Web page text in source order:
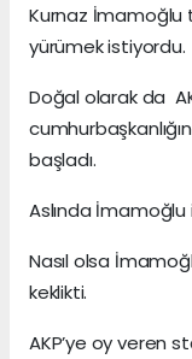
Kurnaz İmamoğlu
yürümek istiyordu.
Doğal olarak da
başladı.
Aslında
Nasıl olsa
keklikti.
AKP’ye oy veren